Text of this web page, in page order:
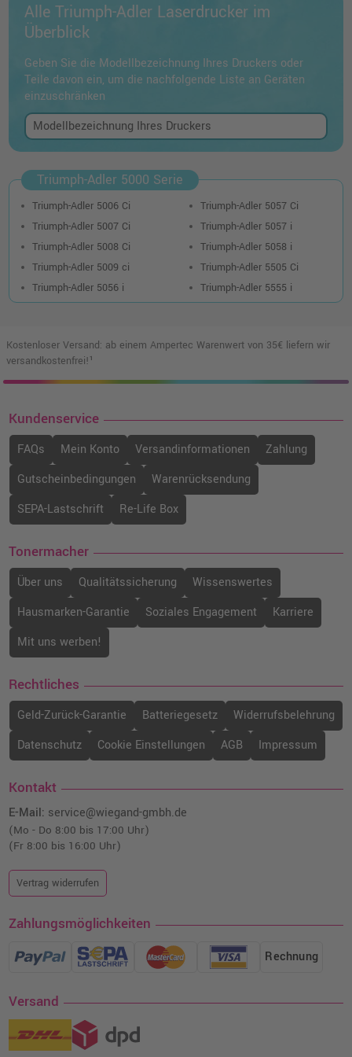
Alle Triumph-Adler Laserdrucker im
Überblick
Geben Sie die Modellbezeichnung Ihres Druckers oder
Teile davon ein, um die nachfolgende Liste an Geräten
einzuschränken
Triumph-Adler 5000 Serie
Triumph-Adler 5006 Ci
Triumph-Adler 5007 Ci
Triumph-Adler 5008 Ci
Triumph-Adler 5009 ci
Triumph-Adler 5056 i
Triumph-Adler 5057 Ci
Triumph-Adler 5057 i
Triumph-Adler 5058 i
Triumph-Adler 5505 Ci
Triumph-Adler 5555 i
Kostenloser Versand: ab einem Ampertec Warenwert von 35€ liefern wir
versandkostenfrei!¹
Kundenservice
FAQs Mein Konto Versandinformationen
Zahlung
Gutscheinbedingungen
Warenrücksendung
SEPA-Lastschrift
Re-Life Box
Tonermacher
Über uns Qualitätssicherung
Wissenswertes
Hausmarken-Garantie
Soziales Engagement
Karriere
Mit uns werben!
Rechtliches
Geld-Zurück-Garantie Batteriegesetz
Widerrufsbelehrung
Datenschutz
Cookie Einstellungen AGB Impressum
Kontakt
E-Mail: service@wiegand-gmbh.de
(Mo - Do 8:00 bis 17:00 Uhr)
(Fr 8:00 bis 16:00 Uhr)
Vertrag widerrufen
Zahlungsmöglichkeiten
Rechnung
Versand